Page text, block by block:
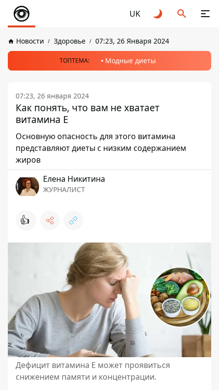
UK
Новости Здоровье 07:23, 26 Января 2024
ТОПТЕМА: Модные диеты
07:23, 26 января 2024
Как понять, что вам не хватает
витамина Е
Основную опасность для этого витамина
представляют диеты с низким содержанием
жиров
Елена Никитина
ЖУРНАЛИСТ
👍
Дефицит витамина Е может проявиться
снижением памяти и концентрации.